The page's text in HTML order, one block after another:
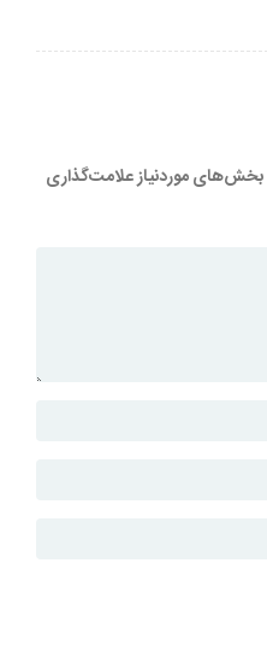
بخش‌های موردنیاز علامت‌گذاری